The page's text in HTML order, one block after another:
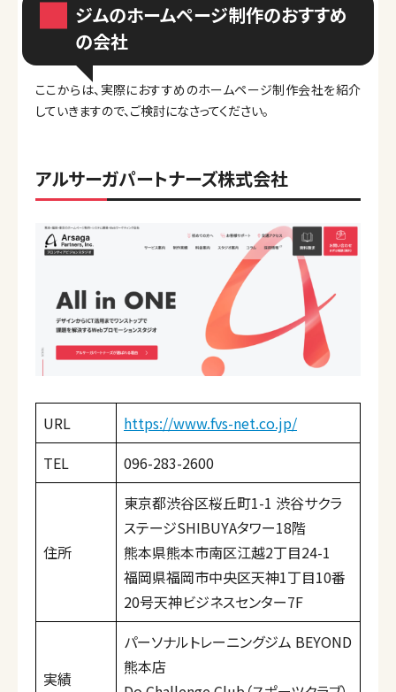
ジムのホームページ制作のおすすめ
の会社
ここからは、実際におすすめのホームページ制作会社を紹介
していきますので、ご検討になさってください。
アルサーガパートナーズ株式会社
URL
https://www.fvs-net.co.jp/
TEL
096-283-2600
住所
東京都渋谷区桜丘町1-1 渋谷サクラ
ステージSHIBUYAタワー18階
熊本県熊本市南区江越2丁目24-1
福岡県福岡市中央区天神1丁目10番
20号天神ビジネスセンター7F
実績
パーソナルトレーニングジム BEYOND
熊本店